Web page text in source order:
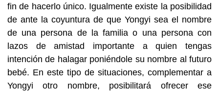
fin de hacerlo único. Igualmente existe la posibilidad
de ante la coyuntura de que Yongyi sea el nombre
de una persona de la familia o una persona con
lazos de amistad importante a quien tengas
intención de halagar poniéndole su nombre al futuro
bebé. En este tipo de situaciones, complementar a
Yongyi otro nombre, posibilitará ofrecer ese